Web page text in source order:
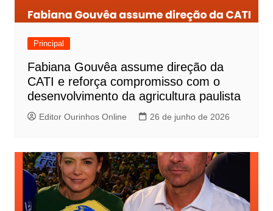
Principal
Fabiana Gouvêa assume direção da
CATI e reforça compromisso com o
desenvolvimento da agricultura paulista
Editor Ourinhos Online 26 de junho de 2026